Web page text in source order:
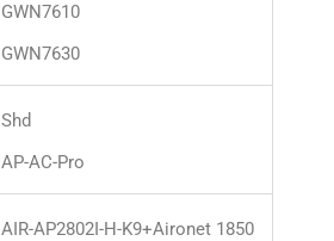
GWN7610
GWN7630
Shd
AP-AC-Pro
AIR-AP2802I-H-K9+Aironet 1850